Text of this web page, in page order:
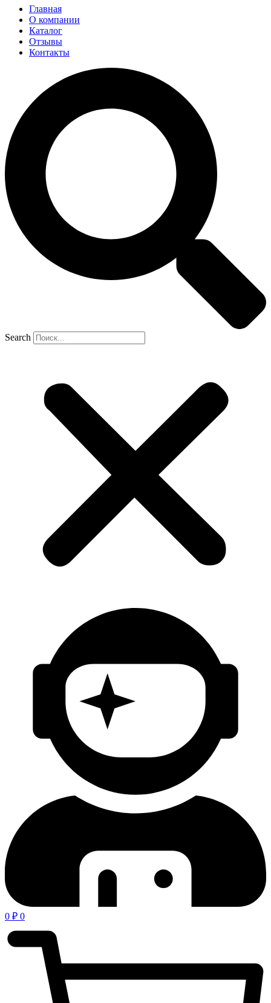
Главная
О компании
Каталог
Отзывы
Контакты
Search
0 ₽ 0